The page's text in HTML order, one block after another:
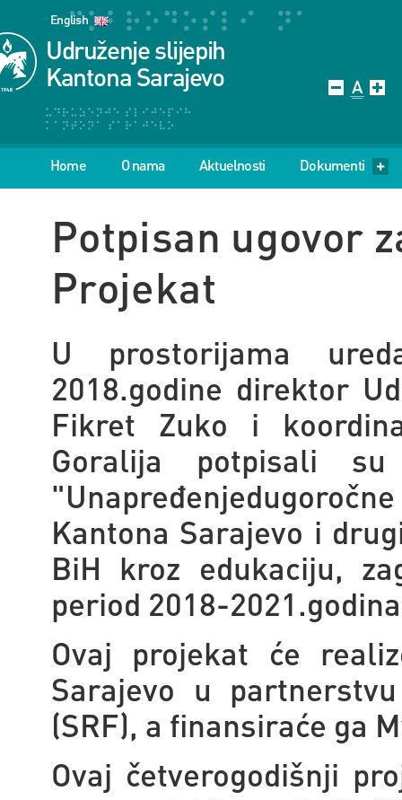
English
Udruženje slijepih
Kantona Sarajevo
Home O nama Aktuelnosti Dokumenti
Potpisan ugovor
Projekat
U prostorijama
2018.godine direktor
Fikret Zuko i
Goralija potpisali
Kantona Sarajevo i
BiH kroz edukaciju,
period 2018-
Ovaj projekat će
Sarajevo u
(SRF), a finansiraće ga
Ovaj četverogodišnji